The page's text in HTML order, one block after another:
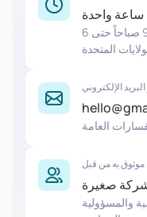
واحدة
من الاثنين إلى الجمعة، من الساعة 9 صباحاً حتى 6
المتحدة
الإلكتروني
العامة
موثوق به من قبل
والمسؤولية